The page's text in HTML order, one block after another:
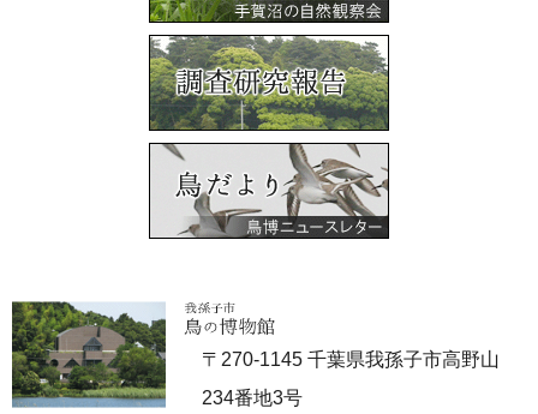
〒270-1145 千葉県我孫子市高野山
234番地3号